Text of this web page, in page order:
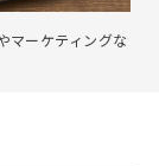
マーケティングな